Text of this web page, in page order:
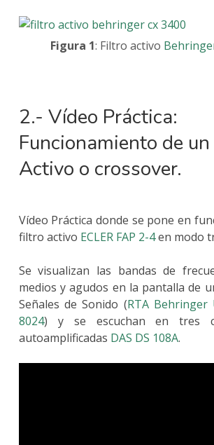
Figura 1: Filtro activo
2.- Vídeo Práctica:
Funcionamiento de
Activo o crossover.
Vídeo Práctica donde se pone en
filtro activo ECLER FAP 2-4en modo
Se visualizan las bandas de
medios y agudos en la pantalla de
Señales de Sonido (RTA Behringer
8024) y se escuchan en tres
autoamplificadas DAS DS 108A.